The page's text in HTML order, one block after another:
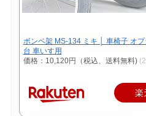
ボンベ架 MS-134 ミキ │ 車椅子 オ
台 車いす用
価格：10,120円（税込、送料無料)
楽